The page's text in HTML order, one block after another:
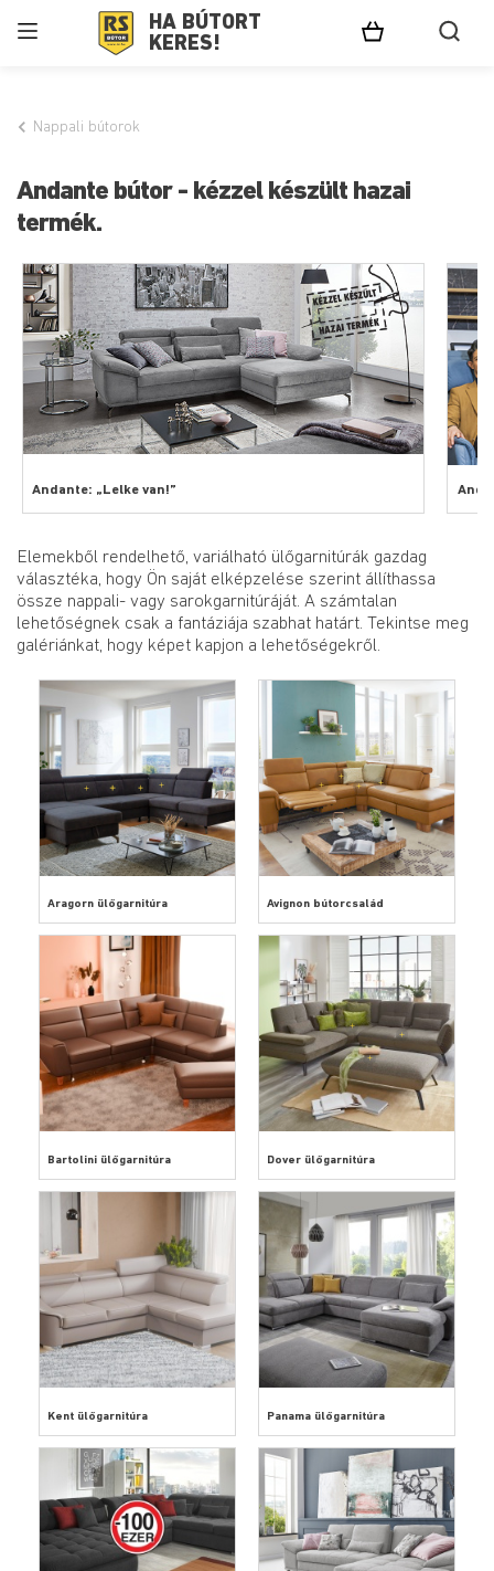
HA BÚTORT
KERES!
Nappali bútorok
Andante bútor - kézzel készült hazai
termék.
Andante: „Lelke van!”
Elemekből rendelhető, variálható ülőgarnitúrák gazdag
választéka, hogy Ön saját elképzelése szerint állíthassa
össze nappali- vagy sarokgarnitúráját. A számtalan
lehetőségnek csak a fantáziája szabhat határt. Tekintse meg
galériánkat, hogy képet kapjon a lehetőségekről.
Aragorn ülőgarnitúra Avignon bútorcsalád
Bartolini ülőgarnitúra Dover ülőgarnitúra
Kent ülőgarnitúra Panama ülőgarnitúra